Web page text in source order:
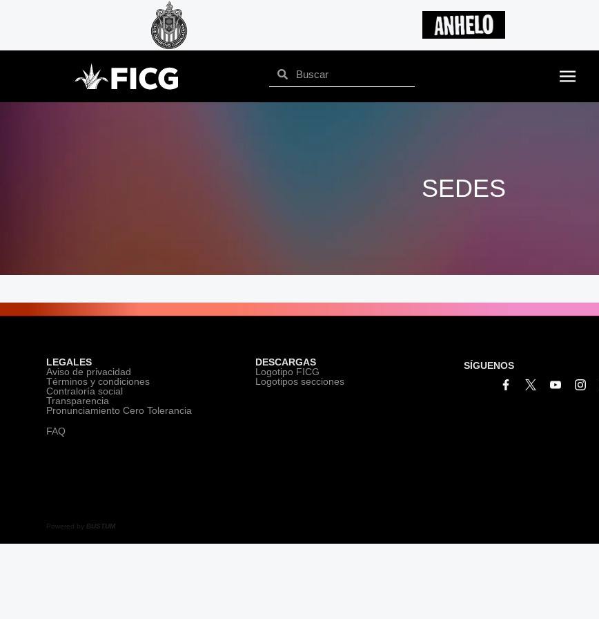
SEDES
LEGALES
Aviso de privacidad
Términos y condiciones
Contraloría social
Transparencia
Pronunciamiento Cero Tolerancia
FAQ
DESCARGAS
Logotipo FICG
Logotipos secciones
SÍGUENOS
Powered by BUSTUM